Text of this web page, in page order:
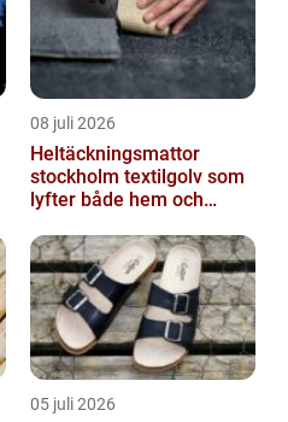
08 juli 2026
Heltäckningsmattor
stockholm textilgolv som
lyfter både hem och
05 juli 2026